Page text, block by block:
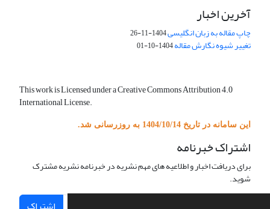
آخرین اخبار
چاپ مقاله به زبان انگلیسی1404-11-26
تغییر شیوه نگارش مقاله1404-10-01
This work is Licensed under a Creative Commons Attribution 4.0
International License.
این سامانه در تاریخ 1404/10/14 به روزرسانی شد.
اشتراک خبرنامه
برای دریافت اخبار و اطلاعیه های مهم نشریه در خبرنامه نشریه مشترک
شوید.